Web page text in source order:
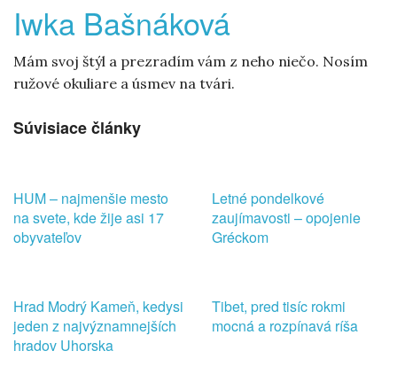
Iwka Bašnáková
Mám svoj štýl a prezradím vám z neho niečo. Nosím
ružové okuliare a úsmev na tvári.
Súvisiace články
HUM – najmenšie mesto
na svete, kde žije asi 17
obyvateľov
Letné pondelkové
zaujímavosti – opojenie
Gréckom
Hrad Modrý Kameň, kedysi
jeden z najvýznamnejších
hradov Uhorska
Tibet, pred tisíc rokmi
mocná a rozpínavá ríša